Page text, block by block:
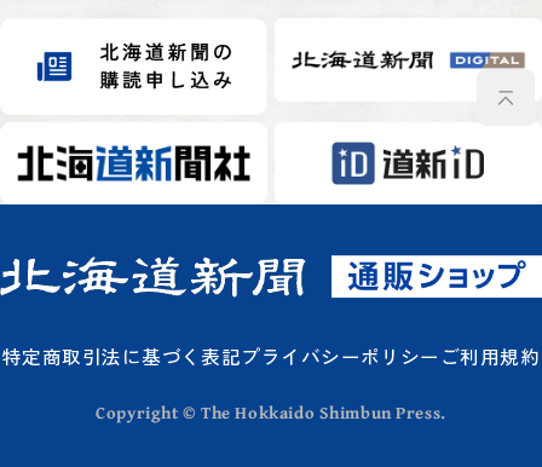
特定商取引法に基づく表記プライバシーポリシー ご利用規約
Copyright © The Hokkaido Shimbun Press.